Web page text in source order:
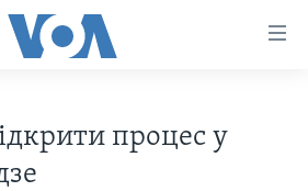
процес у